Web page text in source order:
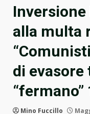
alla multa
di evasore
Mino Fuccillo